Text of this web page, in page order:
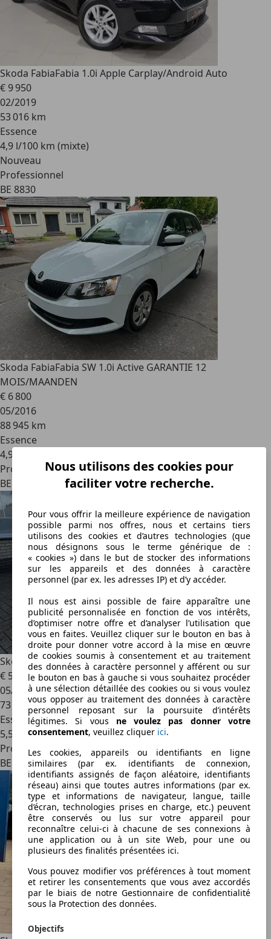
Nous utilisons des cookies pour
faciliter votre recherche.
Pour vous offrir la meilleure expérience de navigation
possible parmi nos offres, nous et certains tiers
utilisons des cookies et d’autres technologies (que
nous désignons sous le terme générique de :
« cookies ») dans le but de stocker des informations
sur les appareils et des données à caractère
personnel (par ex. les adresses IP) et d’y accéder.
Il nous est ainsi possible de faire apparaître une
publicité personnalisée en fonction de vos intérêts,
d’optimiser notre offre et d’analyser l’utilisation que
vous en faites. Veuillez cliquer sur le bouton en bas à
droite pour donner votre accord à la mise en œuvre
de cookies soumis à consentement et au traitement
des données à caractère personnel y afférent ou sur
le bouton en bas à gauche si vous souhaitez procéder
à une sélection détaillée des cookies ou si vous voulez
vous opposer au traitement des données à caractère
personnel reposant sur la poursuite d’intérêts
légitimes. Si vous ne voulez pas donner votre
consentement, veuillez cliquer ici.
Les cookies, appareils ou identifiants en ligne
similaires (par ex. identifiants de connexion,
identifiants assignés de façon aléatoire, identifiants
réseau) ainsi que toutes autres informations (par ex.
type et informations de navigateur, langue, taille
d’écran, technologies prises en charge, etc.) peuvent
être conservés ou lus sur votre appareil pour
reconnaître celui-ci à chacune de ses connexions à
une application ou à un site Web, pour une ou
plusieurs des finalités présentées ici.
Vous pouvez modifier vos préférences à tout moment
et retirer les consentements que vous avez accordés
par le biais de notre Gestionnaire de confidentialité
sous la Protection des données.
Objectifs
Skoda FabiaFabia 1.0i Apple Carplay/Android Auto
€ 9 950
02/2019
53 016 km
Essence
4,9 l/100 km (mixte)
Nouveau
Professionnel
BE 8830
Skoda FabiaFabia SW 1.0i Active GARANTIE 12
MOIS/MAANDEN
€ 6 800
05/2016
88 945 km
Essence
4,9 l/100 km (mixte)
Professionnel
BE 1770
Skoda FabiaFabia 1.2i Active
€ 5 801
05/2014
73 167 km
Essence
5,5 l/100 km (mixte)
Professionnel
BE 2630